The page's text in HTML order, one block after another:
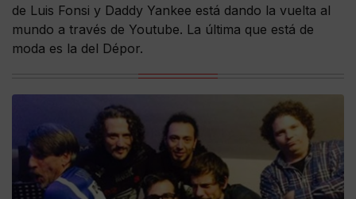
de Luis Fonsi y Daddy Yankee está dando la vuelta al
mundo a través de Youtube. La última que está de
moda es la del Dépor.